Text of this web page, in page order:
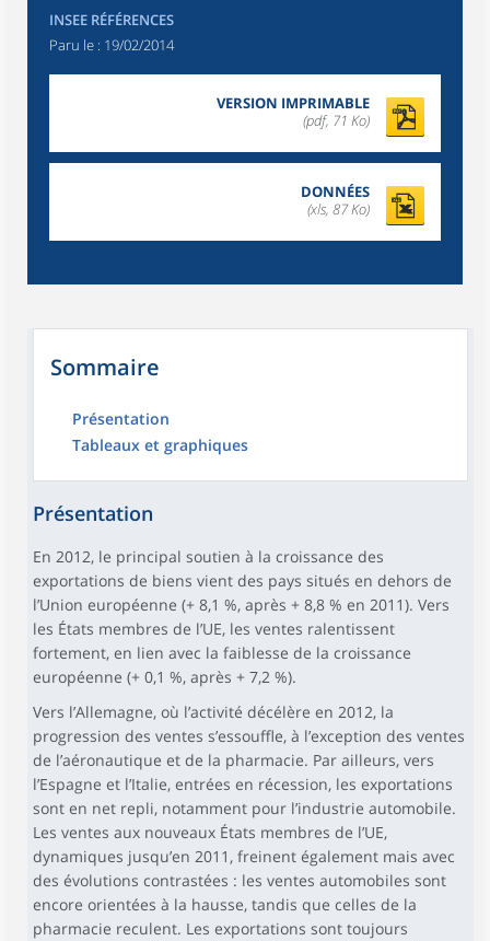
INSEE RÉFÉRENCES
Paru le : 19/02/2014
VERSION IMPRIMABLE
(pdf, 71 Ko)
DONNÉES
(xls, 87 Ko)
Sommaire
Présentation
Tableaux et graphiques
Présentation
En 2012, le principal soutien à la croissance des
exportations de biens vient des pays situés en dehors de
l’Union européenne (+ 8,1 %, après + 8,8 % en 2011). Vers
les États membres de l’UE, les ventes ralentissent
fortement, en lien avec la faiblesse de la croissance
européenne (+ 0,1 %, après + 7,2 %).
Vers l’Allemagne, où l’activité décélère en 2012, la
progression des ventes s’essouffle, à l’exception des ventes
de l’aéronautique et de la pharmacie. Par ailleurs, vers
l’Espagne et l’Italie, entrées en récession, les exportations
sont en net repli, notamment pour l’industrie automobile.
Les ventes aux nouveaux États membres de l’UE,
dynamiques jusqu’en 2011, freinent également mais avec
des évolutions contrastées : les ventes automobiles sont
encore orientées à la hausse, tandis que celles de la
pharmacie reculent. Les exportations sont toujours